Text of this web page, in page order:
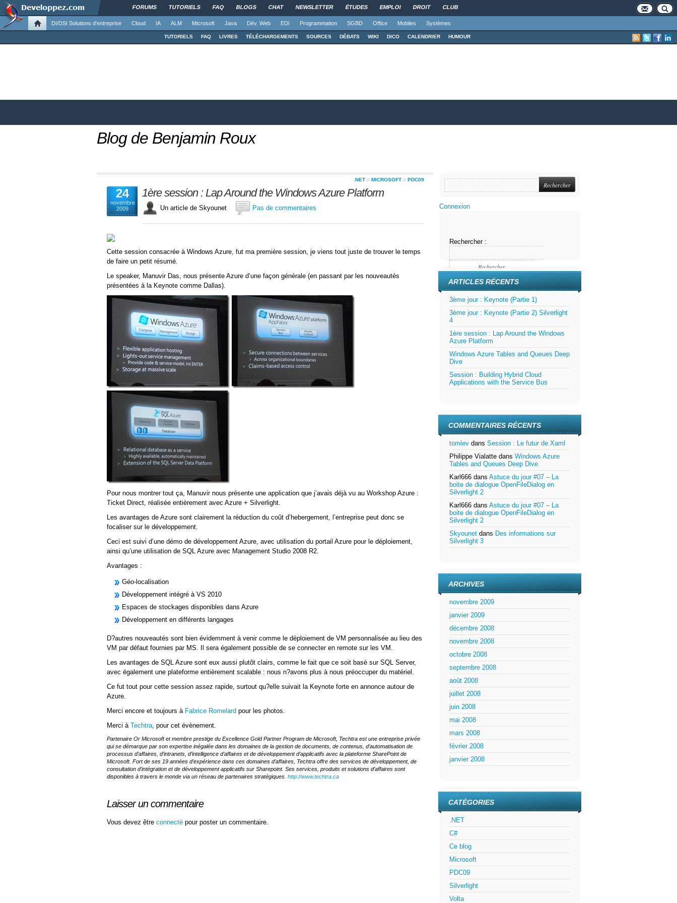
FORUMS TUTORIELS FAQ BLOGS CHAT NEWSLETTER ÉTUDES EMPLOI DROIT CLUB
DI/DSI Solutions d'entreprise Cloud IA ALM Microsoft Java Dév. Web EDI Programmation SGBD Office Mobiles Systèmes
TUTORIELS FAQ LIVRES TÉLÉCHARGEMENTS SOURCES DÉBATS WIKI DICO CALENDRIER HUMOUR
Blog de Benjamin Roux
24
novembre
2009
.NET // MICROSOFT // PDC09
1ère session : Lap Around the Windows Azure Platform
Un article de Skyounet Pas de commentaires
Cette session consacrée à Windows Azure, fut ma première session, je viens tout juste de trouver le temps
de faire un petit résumé.
Le speaker, Manuvir Das, nous présente Azure d’une façon générale (en passant par les nouveautés
présentées à la Keynote comme Dallas).
Pour nous montrer tout ça, Manuvir nous présente une application que j’avais déjà vu au Workshop Azure :
Ticket Direct, réalisée entièrement avec Azure + Silverlight.
Les avantages de Azure sont clairement la réduction du coût d’hebergement, l’entreprise peut donc se
focaliser sur le développement.
Ceci est suivi d’une démo de développement Azure, avec utilisation du portail Azure pour le déploiement,
ainsi qu’une utilisation de SQL Azure avec Management Studio 2008 R2.
Avantages :
Géo-localisation
Développement intégré à VS 2010
Espaces de stockages disponibles dans Azure
Développement en différents langages
D?autres nouveautés sont bien évidemment à venir comme le déploiement de VM personnalisée au lieu des
VM par défaut fournies par MS. Il sera également possible de se connecter en remote sur les VM.
Les avantages de SQL Azure sont eux aussi plutôt clairs, comme le fait que ce soit basé sur SQL Server,
avec également une plateforme entièrement scalable : nous n?avons plus à nous préoccuper du matériel.
Ce fut tout pour cette session assez rapide, surtout qu?elle suivait la Keynote forte en annonce autour de
Azure.
Merci encore et toujours à Fabrice Romelard pour les photos.
Merci à Techtra, pour cet évènement.
Partenaire Or Microsoft et membre prestige du Excellence Gold Partner Program de Microsoft, Techtra est une entreprise privée
qui se démarque par son expertise inégalée dans les domaines de la gestion de documents, de contenus, d’automatisation de
processus d’affaires, d’intranets, d’intelligence d’affaires et de développement d’applicatifs avec la plateforme SharePoint de
Microsoft. Fort de ses 19 années d’expérience dans ces domaines d’affaires, Techtra offre des services de développement, de
consultation d’intégration et de développement applicatifs sur Sharepoint. Ses services, produits et solutions d’affaires sont
disponibles à travers le monde via un réseau de partenaires stratégiques. http://www.techtra.ca
Laisser un commentaire
Vous devez être connecté pour poster un commentaire.
Connexion
Rechercher :
ARTICLES RÉCENTS
3ème jour : Keynote (Partie 1)
3ème jour : Keynote (Partie 2) Silverlight
4
1ère session : Lap Around the Windows
Azure Platform
Windows Azure Tables and Queues Deep
Dive
Session : Building Hybrid Cloud
Applications with the Service Bus
COMMENTAIRES RÉCENTS
tomlev dans Session : Le futur de Xaml
Philippe Vialatte dans Windows Azure
Tables and Queues Deep Dive
Karl666 dans Astuce du jour #07 – La
boite de dialogue OpenFileDialog en
Silverlight 2
Karl666 dans Astuce du jour #07 – La
boite de dialogue OpenFileDialog en
Silverlight 2
Skyounet dans Des informations sur
Silverlight 3
ARCHIVES
novembre 2009
janvier 2009
décembre 2008
novembre 2008
octobre 2008
septembre 2008
août 2008
juillet 2008
juin 2008
mai 2008
mars 2008
février 2008
janvier 2008
CATÉGORIES
.NET
C#
Ce blog
Microsoft
PDC09
Silverlight
Volta